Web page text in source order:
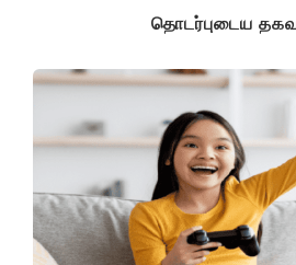
தொடர்புடைய